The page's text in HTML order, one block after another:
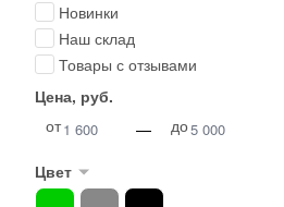
Новинки
Наш склад
Товары с отзывами
Цена, руб.
от
— до
Цвет